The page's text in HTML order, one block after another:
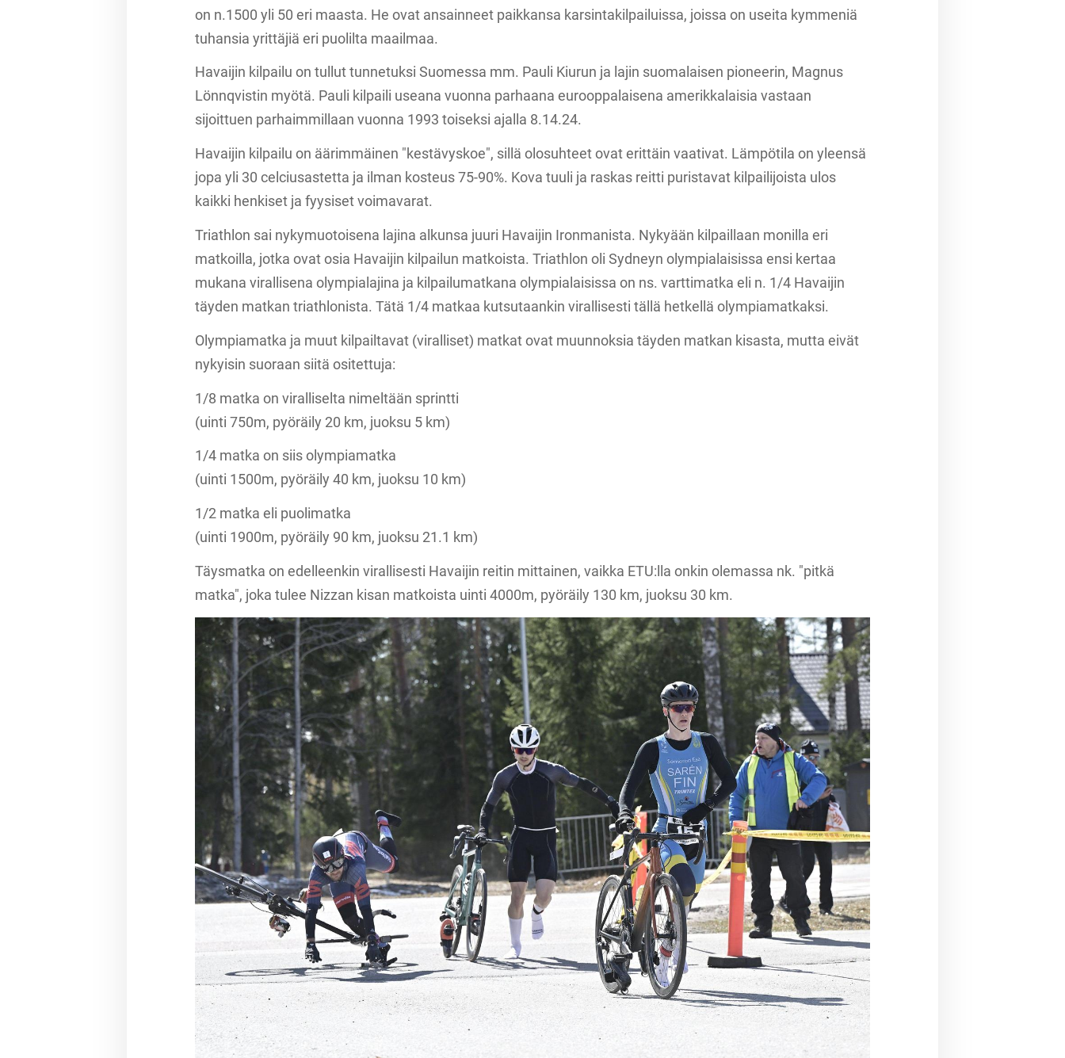
on n.1500 yli 50 eri maasta. He ovat ansainneet paikkansa karsintakilpailuissa, joissa on useita kymmeniä
tuhansia yrittäjiä eri puolilta maailmaa.
Havaijin kilpailu on tullut tunnetuksi Suomessa mm. Pauli Kiurun ja lajin suomalaisen pioneerin, Magnus
Lönnqvistin myötä. Pauli kilpaili useana vuonna parhaana eurooppalaisena amerikkalaisia vastaan
sijoittuen parhaimmillaan vuonna 1993 toiseksi ajalla 8.14.24.
Havaijin kilpailu on äärimmäinen "kestävyskoe", sillä olosuhteet ovat erittäin vaativat. Lämpötila on yleensä
jopa yli 30 celciusastetta ja ilman kosteus 75-90%. Kova tuuli ja raskas reitti puristavat kilpailijoista ulos
kaikki henkiset ja fyysiset voimavarat.
Triathlon sai nykymuotoisena lajina alkunsa juuri Havaijin Ironmanista. Nykyään kilpaillaan monilla eri
matkoilla, jotka ovat osia Havaijin kilpailun matkoista. Triathlon oli Sydneyn olympialaisissa ensi kertaa
mukana virallisena olympialajina ja kilpailumatkana olympialaisissa on ns. varttimatka eli n. 1/4 Havaijin
täyden matkan triathlonista. Tätä 1/4 matkaa kutsutaankin virallisesti tällä hetkellä olympiamatkaksi.
Olympiamatka ja muut kilpailtavat (viralliset) matkat ovat muunnoksia täyden matkan kisasta, mutta eivät
nykyisin suoraan siitä ositettuja:
1/8 matka on viralliselta nimeltään sprintti
(uinti 750m, pyöräily 20 km, juoksu 5 km)
1/4 matka on siis olympiamatka
(uinti 1500m, pyöräily 40 km, juoksu 10 km)
1/2 matka eli puolimatka
(uinti 1900m, pyöräily 90 km, juoksu 21.1 km)
Täysmatka on edelleenkin virallisesti Havaijin reitin mittainen, vaikka ETU:lla onkin olemassa nk. "pitkä
matka", joka tulee Nizzan kisan matkoista uinti 4000m, pyöräily 130 km, juoksu 30 km.